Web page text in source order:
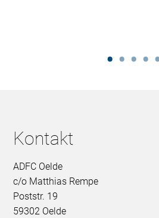
Kontakt
ADFC Oelde
c/o Matthias Rempe
Poststr. 19
59302 Oelde